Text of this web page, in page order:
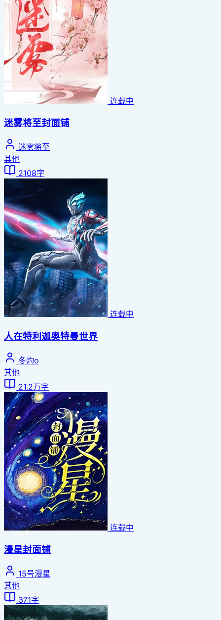
连载中
迷雾将至封面铺
迷雾将至
其他
2108字
连载中
人在特利迦奥特曼世界
冬灼o
其他
21.2万字
连载中
漫星封面铺
15号漫星
其他
371字